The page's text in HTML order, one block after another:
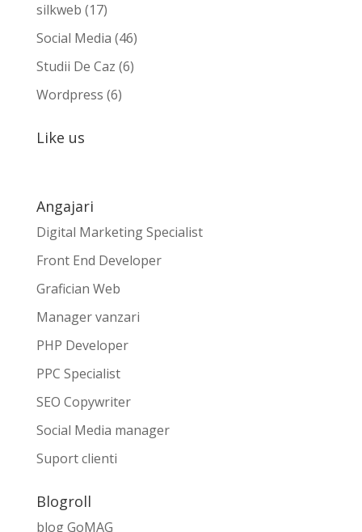
silkweb (17)
Social Media (46)
Studii De Caz (6)
Wordpress (6)
Like us
Angajari
Digital Marketing Specialist
Front End Developer
Grafician Web
Manager vanzari
PHP Developer
PPC Specialist
SEO Copywriter
Social Media manager
Suport clienti
Blogroll
blog GoMAG